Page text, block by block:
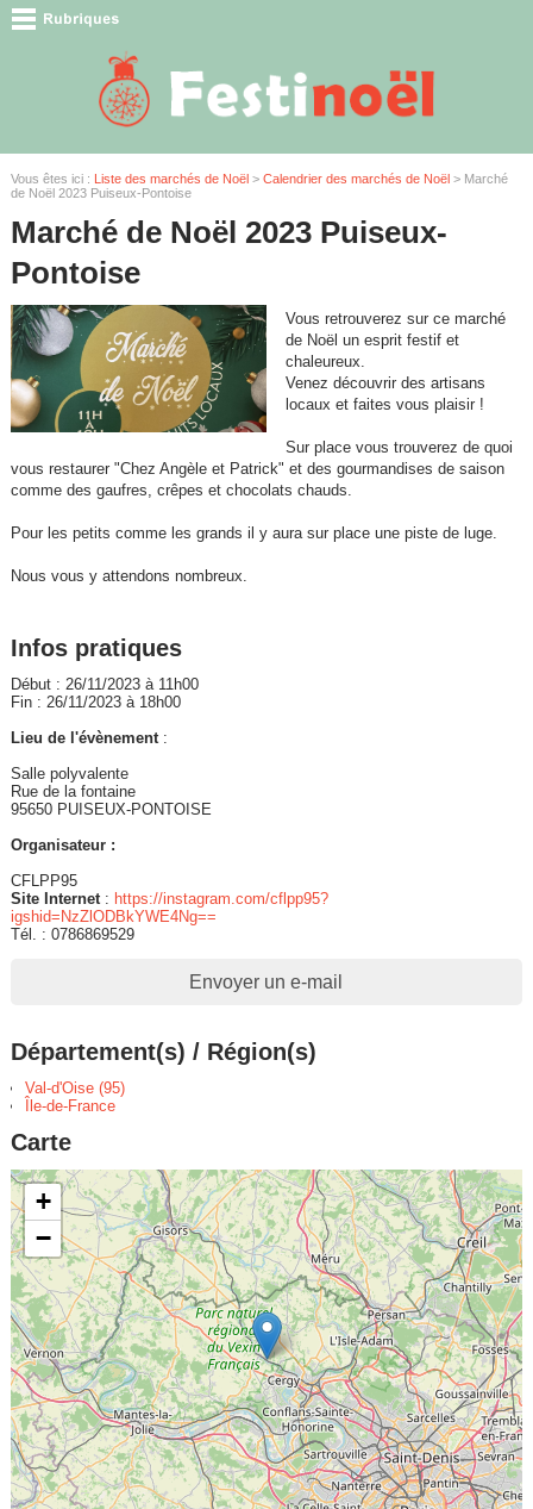
Vous êtes ici : Liste des marchés de Noël> Calendrier des marchés de Noël> Marché
de Noël 2023 Puiseux-Pontoise
Marché de Noël 2023 Puiseux-
Pontoise
Vous retrouverez sur ce marché
de Noël un esprit festif et
chaleureux.
Venez découvrir des artisans
locaux et faites vous plaisir !
Sur place vous trouverez de quoi
vous restaurer "Chez Angèle et Patrick" et des gourmandises de saison
comme des gaufres, crêpes et chocolats chauds.
Pour les petits comme les grands il y aura sur place une piste de luge.
Nous vous y attendons nombreux.
Infos pratiques
Début : 26/11/2023 à 11h00
Fin : 26/11/2023 à 18h00
Lieu de l'évènement:
Salle polyvalente
Rue de la fontaine
95650 PUISEUX-PONTOISE
Organisateur :
CFLPP95
Site Internet: https://instagram.com/cflpp95?
igshid=NzZlODBkYWE4Ng==
Tél. : 0786869529
Envoyer un e-mail
Département(s) / Région(s)
Val-d'Oise (95)
Île-de-France
Carte
+
−